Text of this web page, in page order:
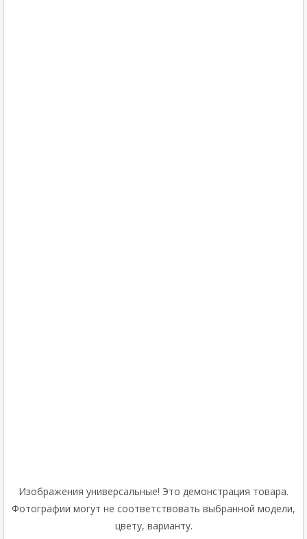
Изображения универсальные! Это демонстрация товара.
Фотографии могут не соответствовать выбранной модели,
цвету, варианту.